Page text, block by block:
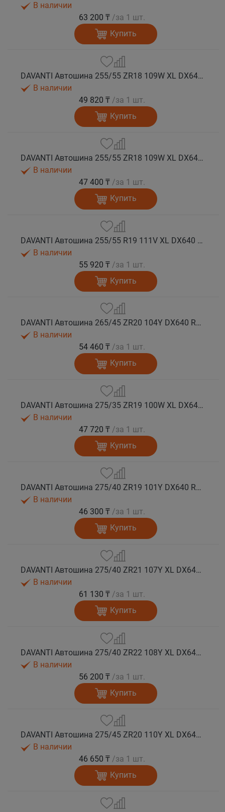
В наличии
63 200 ₸ /за 1 шт.
Купить
DAVANTI Автошина 255/55 ZR18 109W XL DX640 RPR лето (Таиланд)
В наличии
49 820 ₸ /за 1 шт.
Купить
DAVANTI Автошина 255/55 ZR18 109W XL DX640 RPR лето
В наличии
47 400 ₸ /за 1 шт.
Купить
DAVANTI Автошина 255/55 R19 111V XL DX640 RPR лето
В наличии
55 920 ₸ /за 1 шт.
Купить
DAVANTI Автошина 265/45 ZR20 104Y DX640 RPR лето
В наличии
54 460 ₸ /за 1 шт.
Купить
DAVANTI Автошина 275/35 ZR19 100W XL DX640 RPR лето (Таиланд)
В наличии
47 720 ₸ /за 1 шт.
Купить
DAVANTI Автошина 275/40 ZR19 101Y DX640 RPR лето
В наличии
46 300 ₸ /за 1 шт.
Купить
DAVANTI Автошина 275/40 ZR21 107Y XL DX640 RPR лето
В наличии
61 130 ₸ /за 1 шт.
Купить
DAVANTI Автошина 275/40 ZR22 108Y XL DX640 RPR лето
В наличии
56 200 ₸ /за 1 шт.
Купить
DAVANTI Автошина 275/45 ZR20 110Y XL DX640 RPR лето (Таиланд)
В наличии
46 650 ₸ /за 1 шт.
Купить